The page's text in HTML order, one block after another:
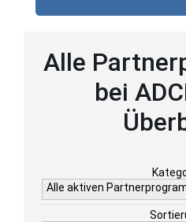
Alle
bei
Alle aktiven